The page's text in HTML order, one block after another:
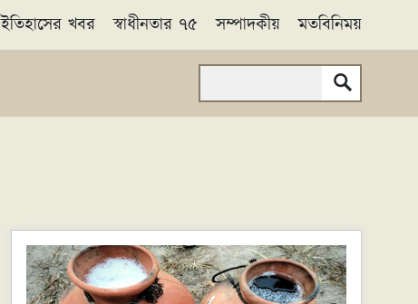
ইতিহাসের খবর স্বাধীনতার ৭৫ সম্পাদকীয় মতবিনিময়